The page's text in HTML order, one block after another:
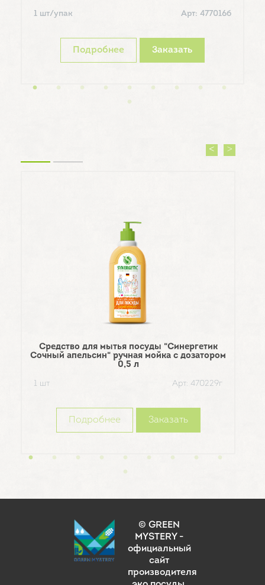
1 шт/упак Арт: 477016б
Подробнее Заказать
Средство для мытья посуды "Синергетик
Сочный апельсин" ручная мойка с дозатором
0,5 л
1 шт Арт: 470229г
Подробнее Заказать
© GREEN
MYSTERY -
официальный
сайт
производителя